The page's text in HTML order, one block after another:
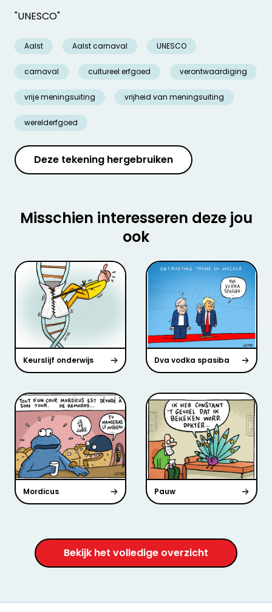
"UNESCO"
Aalst Aalst carnaval UNESCO
carnaval cultureel erfgoed verontwaardiging
vrije meningsuiting vrijheid van meningsuiting
werelderfgoed
Deze tekening hergebruiken
Misschien interesseren deze jou
ook
Keurslijf onderwijs Dva vodka spasiba
Mordicus Pauw
Bekijk het volledige overzicht